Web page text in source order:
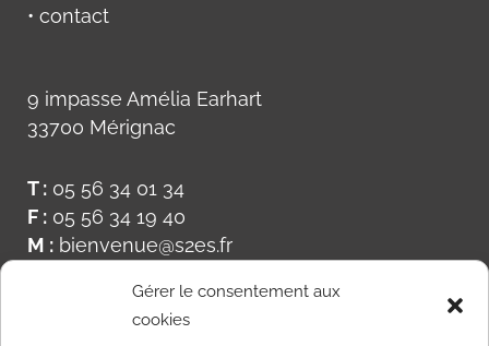
Gérer le consentement aux
cookies
• contact
9 impasse Amélia Earhart
33700 Mérignac
T : 05 56 34 01 34
F : 05 56 34 19 40
M : bienvenue@s2es.fr